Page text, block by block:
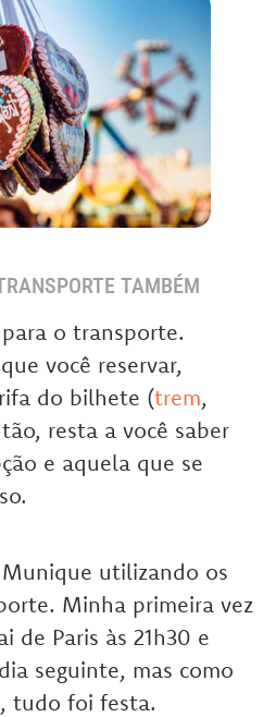
TAMBÉM
o transporte.
você reservar,
do bilhete (trem,
resta a você saber
e aquela que se
utilizando os
Minha primeira vez
de Paris às 21h30 e
seguinte, mas como
tudo foi festa.